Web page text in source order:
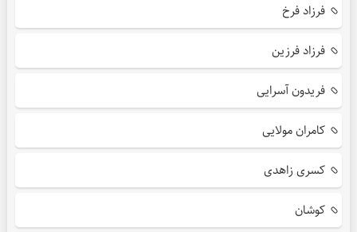
فرزاد فرخ
فرزاد فرزین
فریدون آسرایی
کامران مولایی
کسری زاهدی
کوشان